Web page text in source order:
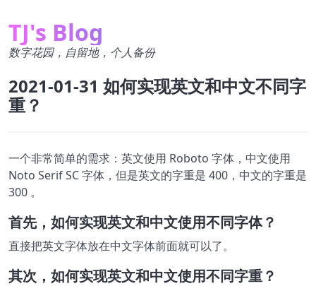
TJ's Blog
数字花园，自留地，个人备份
2021-01-31 如何实现英文和中文不同字
重？
一个非常简单的需求：英文使用 Roboto 字体，中文使用
Noto Serif SC 字体，但是英文的字重是 400，中文的字重是
300 。
首先，如何实现英文和中文使用不同字体？
直接把英文字体放在中文字体前面就可以了。
其次，如何实现英文和中文使用不同字重？